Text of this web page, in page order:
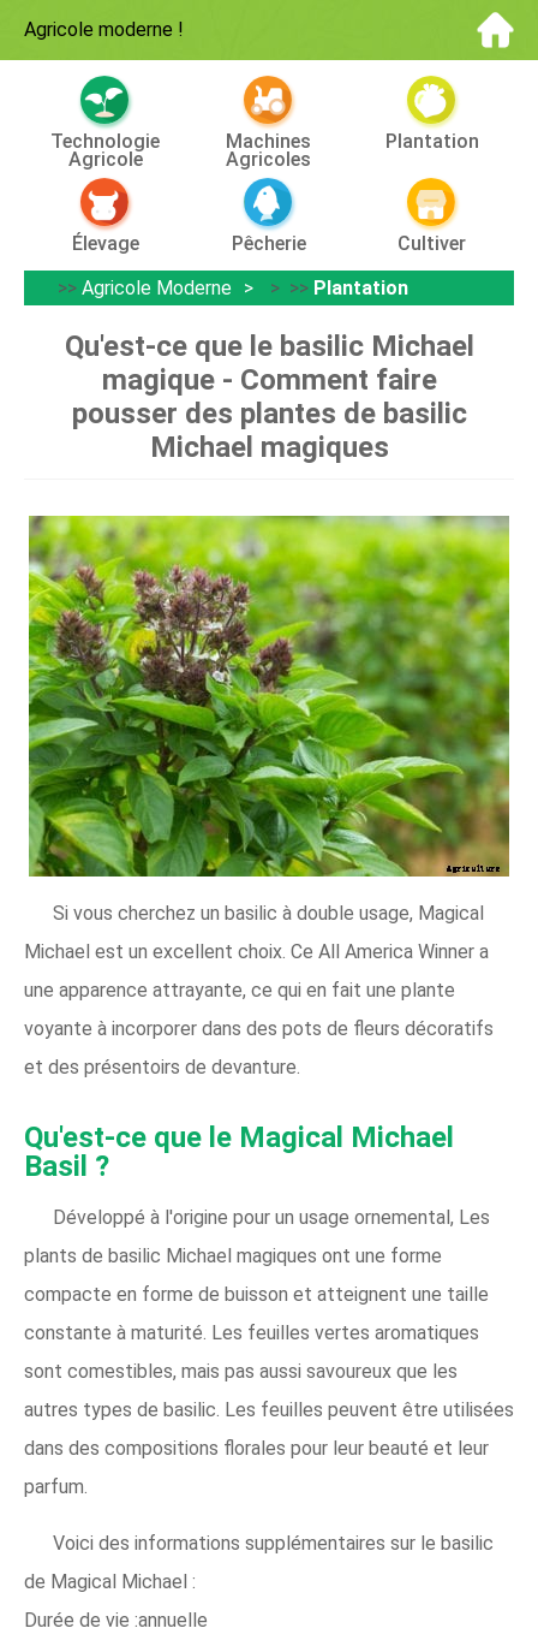
Agricole moderne !
Technologie
Agricole
Machines
Agricoles
Plantation
Élevage Pêcherie
Cultiver
>> Agricole Moderne > >> Plantation
Qu'est-ce que le basilic Michael
magique - Comment faire
pousser des plantes de basilic
Michael magiques
Si vous cherchez un basilic à double usage, Magical
Michael est un excellent choix. Ce All America Winner a
une apparence attrayante, ce qui en fait une plante
voyante à incorporer dans des pots de fleurs décoratifs
et des présentoirs de devanture.
Qu'est-ce que le Magical Michael
Basil ?
Développé à l'origine pour un usage ornemental, Les
plants de basilic Michael magiques ont une forme
compacte en forme de buisson et atteignent une taille
constante à maturité. Les feuilles vertes aromatiques
sont comestibles, mais pas aussi savoureux que les
autres types de basilic. Les feuilles peuvent être utilisées
dans des compositions florales pour leur beauté et leur
parfum.
Voici des informations supplémentaires sur le basilic
de Magical Michael :
Durée de vie :annuelle